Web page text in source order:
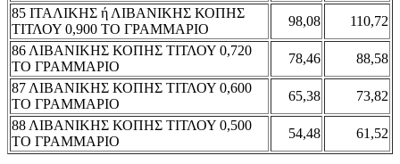
85 ΙΤΑΛΙΚΗΣ ή ΛΙΒΑΝΙΚΗΣ ΚΟΠΗΣ
ΤΙΤΛΟΥ 0,900 ΤΟ ΓΡΑΜΜΑΡΙΟ
98,08
110,72
86 ΛΙΒΑΝΙΚΗΣ ΚΟΠΗΣ ΤΙΤΛΟΥ 0,720
ΤΟ ΓΡΑΜΜΑΡΙΟ
78,46
88,58
87 ΛΙΒΑΝΙΚΗΣ ΚΟΠΗΣ ΤΙΤΛΟΥ 0,600
ΤΟ ΓΡΑΜΜΑΡΙΟ
65,38
73,82
88 ΛΙΒΑΝΙΚΗΣ ΚΟΠΗΣ ΤΙΤΛΟΥ 0,500
ΤΟ ΓΡΑΜΜΑΡΙΟ
54,48 61,52